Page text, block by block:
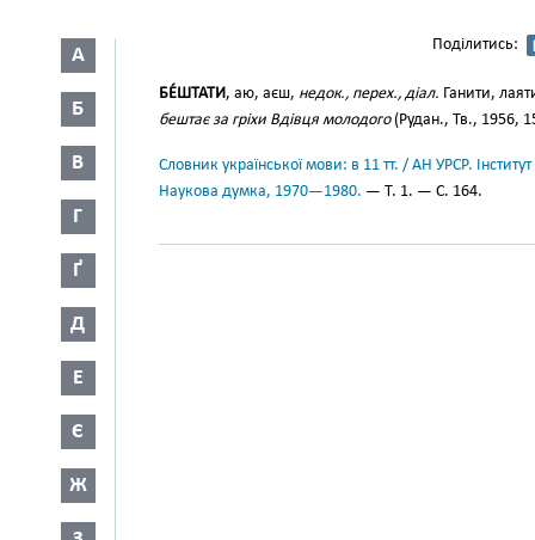
А
Б
В
Г
Ґ
Д
Е
Є
Ж
Поділитись:
БЕ́ШТАТИ, аю, аєш, недок., перех., діал. Ганити,
бештає за гріхи Вдівця молодого(Рудан., Тв., 1956,
Словник української мови: в 11 тт. / АН УРСР.
Наукова думка, 1970—1980. — Т. 1. — С. 164.